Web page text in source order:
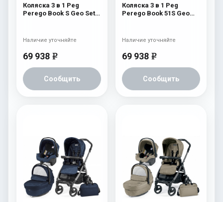
Коляска 3 в 1 Peg
Perego Book S Geo Set
69 938 e
Сообщить
Наличие уточняйте
Коляска 3 в 1 Peg
Perego Book 51S Geo
69 938 e
Сообщить
Наличие уточняйте